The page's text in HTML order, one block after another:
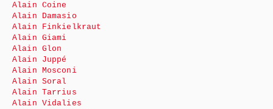
Alain Coine
Alain Damasio
Alain Finkielkraut
Alain Giami
Alain Glon
Alain Juppé
Alain Mosconi
Alain Soral
Alain Tarrius
Alain Vidalies